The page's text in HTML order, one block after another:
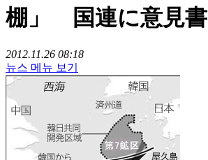
棚」 国連に意見書
2012.11.26 08:18
뉴스 메뉴 보기